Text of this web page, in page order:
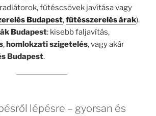
fűtéscsövek javítása vagy
Budapest,fűtésszerelés árak).
Budapest: kisebb faljavítás,
, homlokzati szigetelés, vagy akár
Budapest.
lépésre – gyorsan és